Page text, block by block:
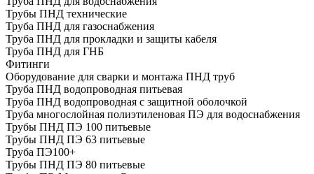
Трубы ПНД технические
Труба ПНД для газоснабжения
Труба ПНД для прокладки и защиты кабеля
Труба ПНД для ГНБ
Фитинги
Оборудование для сварки и монтажа ПНД труб
Труба ПНД водопроводная питьевая
Труба ПНД водопроводная с защитной оболочкой
Труба многослойная полиэтиленовая ПЭ для водоснабжения
Трубы ПНД ПЭ 100 питьевые
Трубы ПНД ПЭ 63 питьевые
Труба ПЭ100+
Трубы ПНД ПЭ 80 питьевые